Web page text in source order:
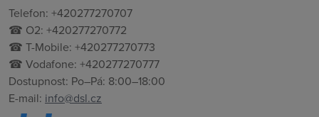
Telefon: +420277270707
☎ O2: +420277270772
☎ T-Mobile: +420277270773
☎ Vodafone: +420277270777
Dostupnost: Po–Pá: 8:00–18:00
E-mail: info@dsl.cz